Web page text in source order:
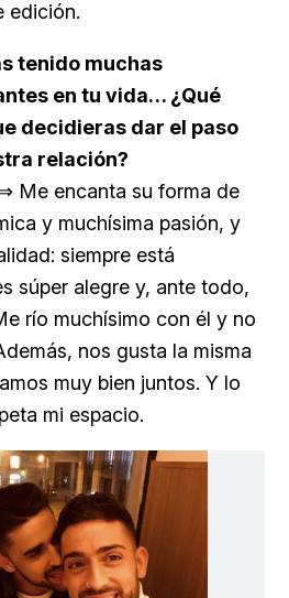
edición.
tenido muchas
en tu vida… ¿Qué
decidieras dar el paso
relación?
Me encanta su forma de
y muchísima pasión, y
siempre está
súper alegre y, ante todo,
río muchísimo con él y no
nos gusta la misma
muy bien juntos. Y lo
mi espacio.